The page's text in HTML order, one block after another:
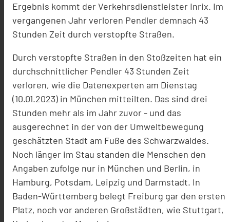
Ergebnis kommt der Verkehrsdienstleister Inrix. Im
vergangenen Jahr verloren Pendler demnach 43
Stunden Zeit durch verstopfte Straßen.
Durch verstopfte Straßen in den Stoßzeiten hat ein
durchschnittlicher Pendler 43 Stunden Zeit
verloren, wie die Datenexperten am Dienstag
(10.01.2023) in München mitteilten. Das sind drei
Stunden mehr als im Jahr zuvor - und das
ausgerechnet in der von der Umweltbewegung
geschätzten Stadt am Fuße des Schwarzwaldes.
Noch länger im Stau standen die Menschen den
Angaben zufolge nur in München und Berlin, in
Hamburg, Potsdam, Leipzig und Darmstadt. In
Baden-Württemberg belegt Freiburg gar den ersten
Platz, noch vor anderen Großstädten, wie Stuttgart,